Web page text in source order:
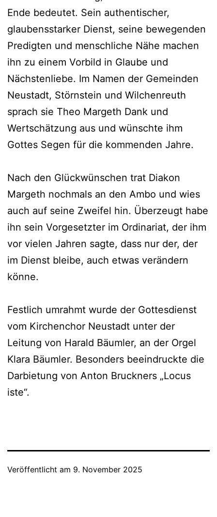
Ende bedeutet. Sein authentischer,
glaubensstarker Dienst, seine bewegenden
Predigten und menschliche Nähe machen
ihn zu einem Vorbild in Glaube und
Nächstenliebe. Im Namen der Gemeinden
Neustadt, Störnstein und Wilchenreuth
sprach sie Theo Margeth Dank und
Wertschätzung aus und wünschte ihm
Gottes Segen für die kommenden Jahre.
Nach den Glückwünschen trat Diakon
Margeth nochmals an den Ambo und wies
auch auf seine Zweifel hin. Überzeugt habe
ihn sein Vorgesetzter im Ordinariat, der ihm
vor vielen Jahren sagte, dass nur der, der
im Dienst bleibe, auch etwas verändern
könne.
Festlich umrahmt wurde der Gottesdienst
vom Kirchenchor Neustadt unter der
Leitung von Harald Bäumler, an der Orgel
Klara Bäumler. Besonders beeindruckte die
Darbietung von Anton Bruckners „Locus
iste“.
Veröffentlicht am 9. November 2025